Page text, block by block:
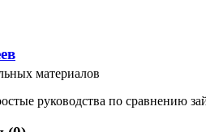
материалов
руководства по сравнению